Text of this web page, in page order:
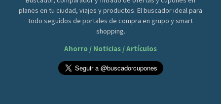
planes en tu ciudad, viajes y productos. El buscador ideal para
todo seguidos de portales de compra en grupo y smart
shopping.
Ahorro / Noticias / Artículos